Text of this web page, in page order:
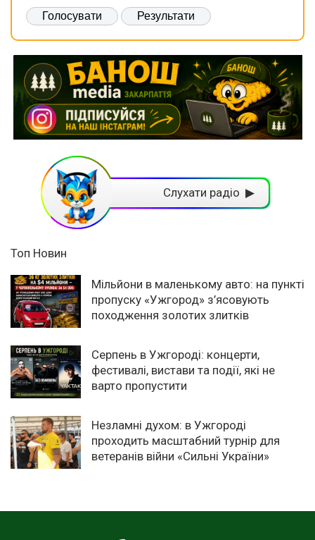
Слухати радіо ▶
Топ Новин
Мільйони в маленькому авто: на пункті
пропуску «Ужгород» з’ясовують
походження золотих злитків
Серпень в Ужгороді: концерти,
фестивалі, вистави та події, які не
варто пропустити
Незламні духом: в Ужгороді
проходить масштабний турнір для
ветеранів війни «Сильні України»